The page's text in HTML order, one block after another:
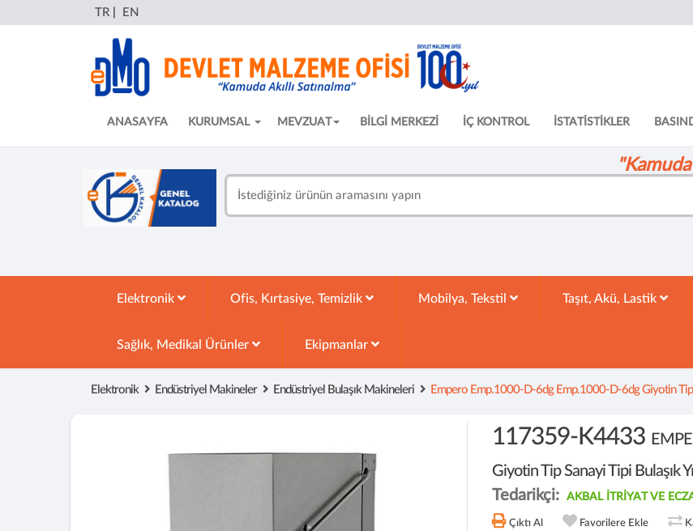
TR EN
ANASAYFA KURUMSAL MEVZUAT BİLGİ MERKEZİ İÇ KONTROL İSTATİSTİKLER
"Kamuda
Elektronik Ofis, Kırtasiye, Temizlik Mobilya, Tekstil Taşıt, Akü, Lastik
Sağlık, Medikal Ürünler Ekipmanlar
Elektronik Endüstriyel Makineler Endüstriyel Bulaşık Makineleri Empero Emp.1000-D-6dg Emp.1000-D-6dg Giyotin Tip
117359-K4433
Giyotin Tip Sanayi Tipi Bulaşık
Tedarikçi:
AKBAL İTRİYAT VE
Çıktı Al Favorilere Ekle